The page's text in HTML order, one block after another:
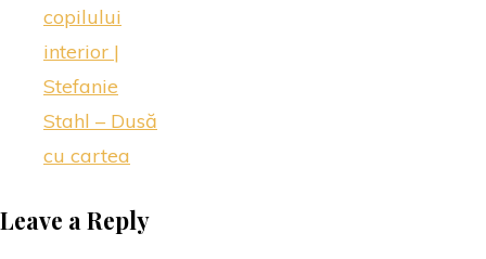
copilului
interior |
Stefanie
Stahl – Dusă
cu cartea
Leave a Reply